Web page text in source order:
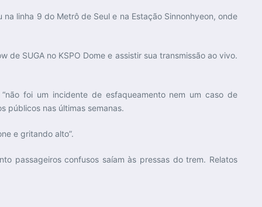
linha 9 do Metrô de Seul e na Estação Sinnonhyeon, onde
SUGA no KSPO Dome e assistir sua transmissão ao vivo.
foi um incidente de esfaqueamento nem um caso de
públicos nas últimas semanas.
e gritando alto”.
passageiros confusos saíam às pressas do trem. Relatos